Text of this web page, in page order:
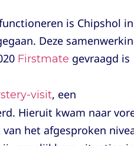
is Chipshol in
Deze
Firstmate gevraagd is
visit, een
Hieruit kwam naar
het afgesproken